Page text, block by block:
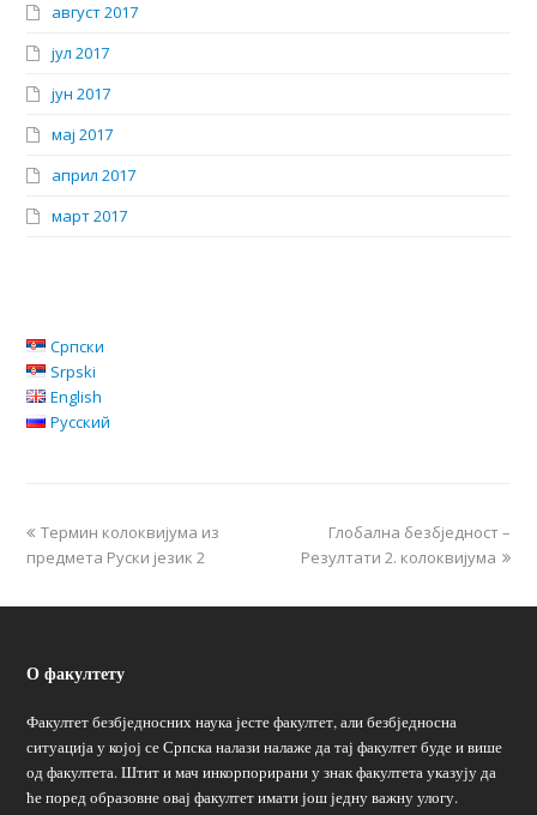
август 2017
јул 2017
јун 2017
мај 2017
април 2017
март 2017
Српски
Srpski
English
Русский
Термин колоквијума из
предмета Руски језик 2
Глобална безбједност –
Резултати 2. колоквијума
О факултету
Факултет безбједносних наука јесте факултет, али безбједносна
ситуација у којој се Српска налази налаже да тај факултет буде и више
од факултета. Штит и мач инкорпорирани у знак факултета указују да
ће поред образовне овај факултет имати још једну важну улогу.